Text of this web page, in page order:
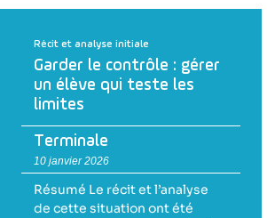
Récit et analyse initiale
Garder le contrôle : gérer
un élève qui teste les
limites
Terminale
10 janvier 2026
Résumé Le récit et l’analyse
de cette situation ont été